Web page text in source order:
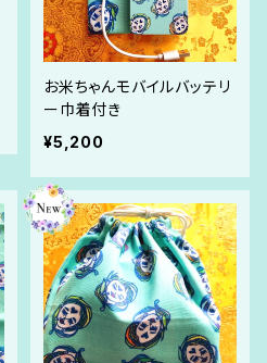
お米ちゃんモバイルバッテリ
ー巾着付き
¥5,200